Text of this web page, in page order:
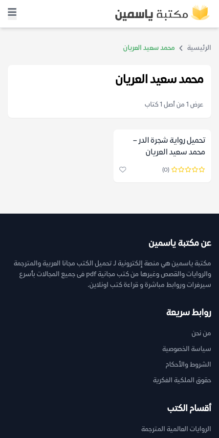
الرئيسية محمد سعيد العريان
محمد سعيد العريان
عرض 1 من أصل 1 كتاب
تحميل رواية شجرة الدر –
محمد سعيد العريان
(0)
عن مكتبة ياسمين
مكتبة ياسمين هي منصة إلكترونية لـ تحميل الكتب مجانا العربية والمترجمة
والروايات والقصص وغيرها من كتب مجانية pdf فى جميع المجالات بأسرع
سيرفرات وروابط مباشرة و قراءة كتب اونلاين.
روابط سريعة
من نحن
سياسة الخصوصية
الشروط والأحكام
حقوق الملكية الفكرية
أقسام الكتب
الروايات العالمية المترجمة